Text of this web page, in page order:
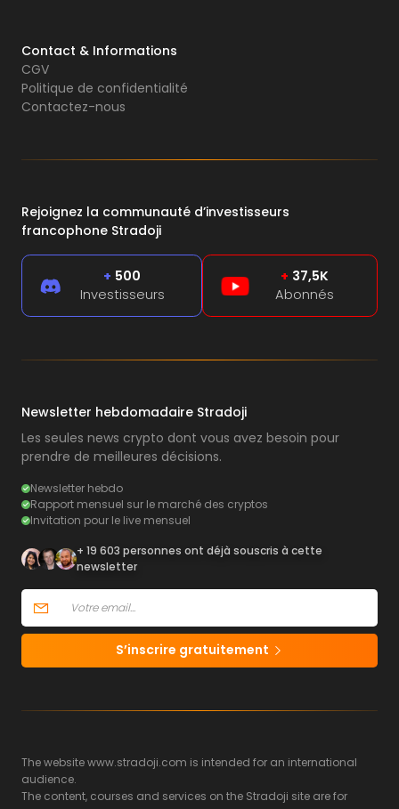
Contact & Informations
CGV
Politique de confidentialité
Contactez-nous
Rejoignez la communauté d’investisseurs
francophone Stradoji
+ 500
Investisseurs
+ 37,5K
Abonnés
Newsletter hebdomadaire Stradoji
Les seules news crypto dont vous avez besoin pour
prendre de meilleures décisions.
Newsletter hebdo
Rapport mensuel sur le marché des cryptos
Invitation pour le live mensuel
+ 19 603 personnes ont déjà souscris à cette
newsletter
S’inscrire gratuitement
The website www.stradoji.com is intended for an international
audience.
The content, courses and services on the Stradoji site are for